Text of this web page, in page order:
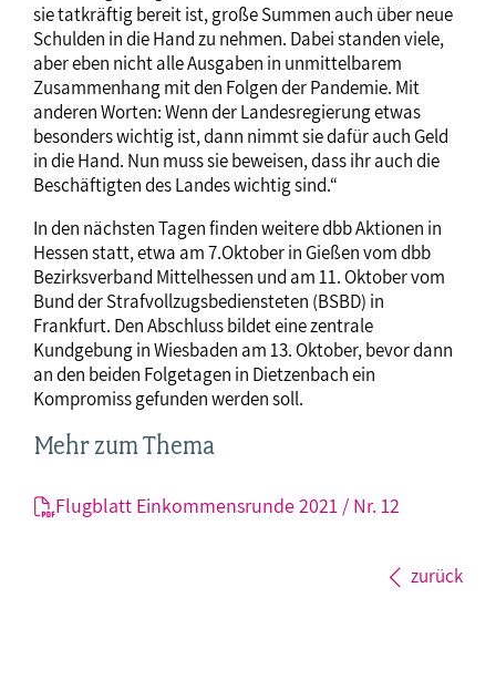
sie tatkräftig bereit ist, große Summen auch über neue
Schulden in die Hand zu nehmen. Dabei standen viele,
aber eben nicht alle Ausgaben in unmittelbarem
Zusammenhang mit den Folgen der Pandemie. Mit
anderen Worten: Wenn der Landesregierung etwas
besonders wichtig ist, dann nimmt sie dafür auch Geld
in die Hand. Nun muss sie beweisen, dass ihr auch die
Beschäftigten des Landes wichtig sind.“
In den nächsten Tagen finden weitere dbb Aktionen in
Hessen statt, etwa am 7.Oktober in Gießen vom dbb
Bezirksverband Mittelhessen und am 11. Oktober vom
Bund der Strafvollzugsbediensteten (BSBD) in
Frankfurt. Den Abschluss bildet eine zentrale
Kundgebung in Wiesbaden am 13. Oktober, bevor dann
an den beiden Folgetagen in Dietzenbach ein
Kompromiss gefunden werden soll.
Mehr zum Thema
Flugblatt Einkommensrunde 2021 / Nr. 12
zurück